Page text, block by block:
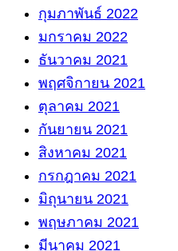
กุมภาพันธ์ 2022
มกราคม 2022
ธันวาคม 2021
พฤศจิกายน 2021
ตุลาคม 2021
กันยายน 2021
สิงหาคม 2021
กรกฎาคม 2021
มิถุนายน 2021
พฤษภาคม 2021
มีนาคม 2021